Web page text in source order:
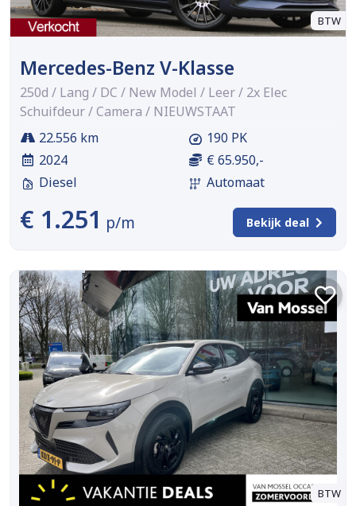
BTW
Mercedes-Benz V-Klasse
250d / Lang / DC / New Model / Leer / 2x Elec
Schuifdeur / Camera / NIEUWSTAAT
22.556 km
2024
Diesel
190 PK
€ 65.950,-
Automaat
€ 1.251 p/m Bekijk deal
BTW